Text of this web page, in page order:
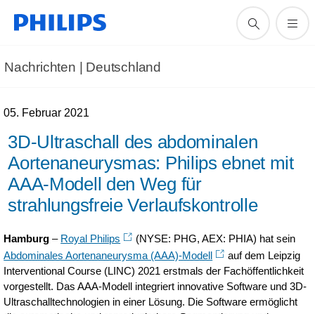
Nachrichten | Deutschland
05. Februar 2021
3D-Ultraschall des abdominalen
Aortenaneurysmas: Philips ebnet mit
AAA-Modell den Weg für
strahlungsfreie Verlaufskontrolle
Hamburg– Royal Philips
(NYSE: PHG, AEX: PHIA) hat sein
Abdominales Aortenaneurysma (AAA)-Modell
auf dem Leipzig
Interventional Course (LINC) 2021 erstmals der Fachöffentlichkeit
vorgestellt. Das AAA-Modell integriert innovative Software und 3D-
Ultraschalltechnologien in einer Lösung. Die Software ermöglicht